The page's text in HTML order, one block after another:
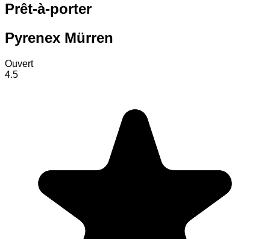
Prêt-à-porter
Pyrenex Mürren
Ouvert
4.5